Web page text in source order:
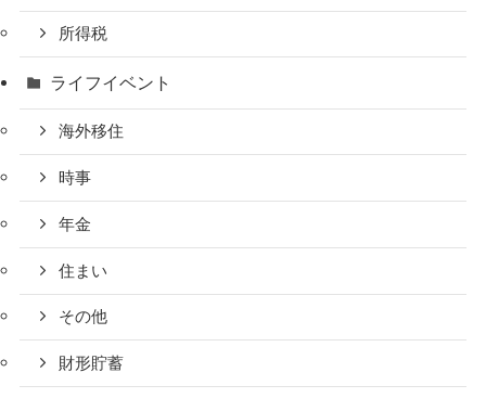
所得税
ライフイベント
海外移住
時事
年金
住まい
その他
財形貯蓄